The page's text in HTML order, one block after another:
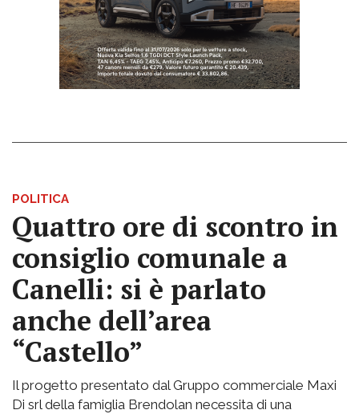
POLITICA
Quattro ore di scontro in
consiglio comunale a
Canelli: si è parlato
anche dell’area
“Castello”
Il progetto presentato dal Gruppo commerciale Maxi
Di srl della famiglia Brendolan necessita di una